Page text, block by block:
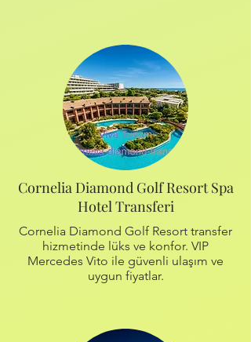
Cornelia Diamond Golf Resort Spa
Hotel Transferi
Cornelia Diamond Golf Resort transfer
hizmetinde lüks ve konfor. VIP
Mercedes Vito ile güvenli ulaşım ve
uygun fiyatlar.